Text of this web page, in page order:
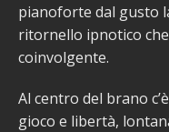
pianoforte dal gusto
ritornello ipnotico
coinvolgente.
Al centro del brano
gioco e libertà,